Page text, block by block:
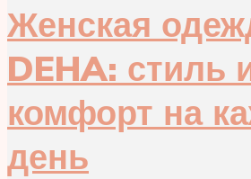
Женская
DEHA: стиль
комфорт на
день